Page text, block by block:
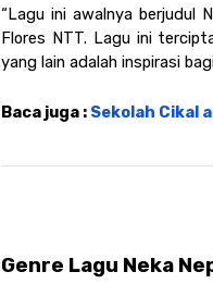
“Lagu ini awalnya berjudul
Flores NTT. Lagu ini
yang lain adalah inspirasi
Baca juga : Sekolah Cikal
Genre Lagu Neka